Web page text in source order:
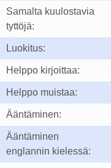
Samalta kuulostavia
tyttöjä:
Luokitus:
Helppo kirjoittaa:
Helppo muistaa:
Ääntäminen:
Ääntäminen
englannin kielessä: